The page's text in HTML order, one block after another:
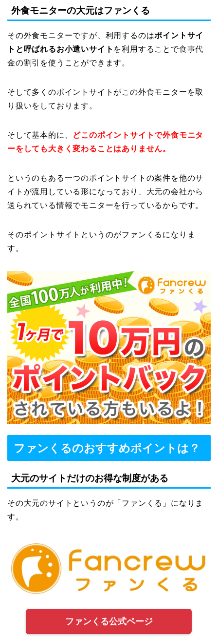
外食モニターの大元はファンくる
その外食モニターですが、利用するのはポイントサイ
トと呼ばれるお小遣いサイト を利用することで食事代
金の割引を使うことができます。
そして多くのポイントサイトがこの外食モニターを取
り扱いをしております。
そして基本的に、 どこのポイントサイトで外食モニタ
ーをしても大きく変わることはありません。
というのもある一つのポイントサイトの案件を他のサ
イトが流用している形になっており、大元の会社から
送られている情報でモニターを行っているからです。
そのポイントサイトというのがファンくるになりま
す。
ファンくるのおすすめポイントは？
大元のサイトだけのお得な制度がある
その大元のサイトというのが「ファンくる」になりま
す。
ファンくる公式ページ